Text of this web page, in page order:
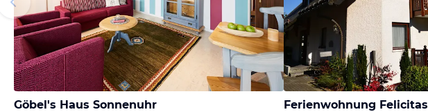
Göbel's Haus Sonnenuhr Ferienwohnung Felicitas